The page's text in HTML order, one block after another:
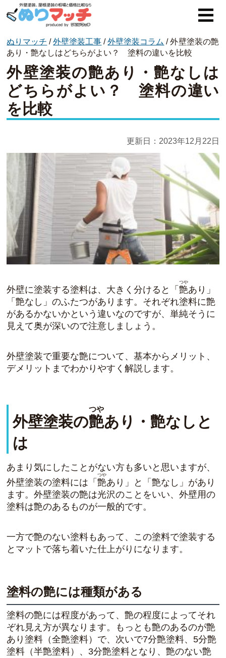
ぬりマッチとは
オススメ企業
費用と相場
外壁塗装
コラム一覧
ぬりマッチ /外壁塗装工事 /外壁塗装コラム /外壁塗装の艶
あり・艶なしはどちらがよい？ 塗料の違いを比較
外壁塗装の艶あり・艶なしは
どちらがよい？ 塗料の違い
を比較
更新日： 2023年12月22日
外壁に塗装する塗料は、大きく分けると「艶
つや
あり」
「艶なし」のふたつがあります。それぞれ塗料に艶
があるかないかという違いなのですが、単純そうに
見えて奥が深いので注意しましょう。
外壁塗装で重要な艶について、基本からメリット、
デメリットまでわかりやすく解説します。
外壁塗装の艶
つや
あり・艶なしと
は
あまり気にしたことがない方も多いと思いますが、
外壁塗装の塗料には「艶
つや
あり」と「艶なし」があり
ます。外壁塗装の艶は光沢のことをいい、外壁用の
塗料は艶のあるものが一般的です。
一方で艶のない塗料もあって、この塗料で塗装する
とマットで落ち着いた仕上がりになります。
塗料の艶には種類がある
塗料の艶には程度があって、艶の程度によってそれ
ぞれ見え方が異なります。もっとも艶のあるのが艶
あり塗料（全艶塗料）で、次いで7分艶塗料、5分艶
塗料（半艶塗料）、3分艶塗料となり、艶のない艶